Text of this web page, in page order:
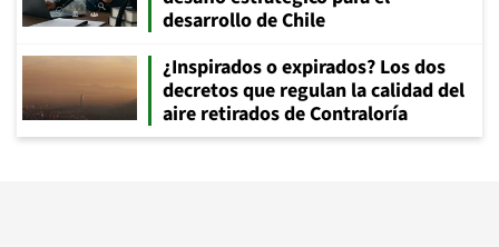
desarrollo de Chile
¿Inspirados o expirados? Los dos
decretos que regulan la calidad del
aire retirados de Contraloría